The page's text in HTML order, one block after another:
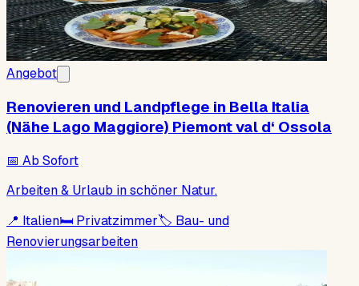
Angebot
Renovieren und Landpflege in Bella Italia
(Nähe Lago Maggiore) Piemont val d‘ Ossola
📅 Ab Sofort
Arbeiten & Urlaub in schöner Natur.
📍 Italien🛏 Privatzimmer🏷 Bau- und
Renovierungsarbeiten